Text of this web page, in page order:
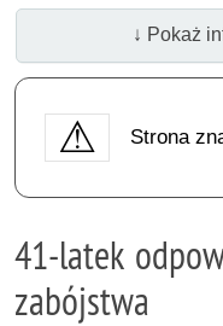
↓ Pokaż
Strona
41-latek
zabójstwa